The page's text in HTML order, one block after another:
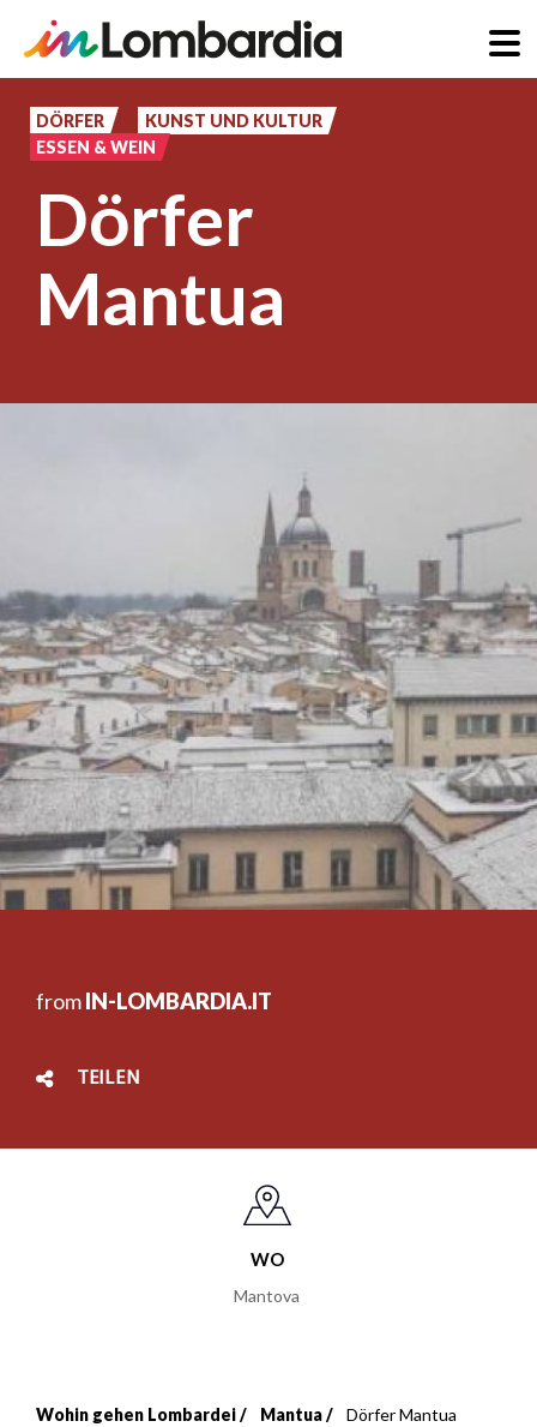
zum
Inhalt
DÖRFER
KUNST UND KULTUR
ESSEN & WEIN
Dörfer
Mantua
fromIN-LOMBARDIA.IT
TEILEN
WO
Mantova
Wohin gehen Lombardei Mantua Dörfer Mantua